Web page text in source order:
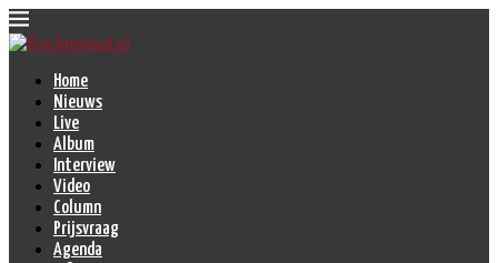
Home
Nieuws
Live
Album
Interview
Video
Column
Prijsvraag
Agenda